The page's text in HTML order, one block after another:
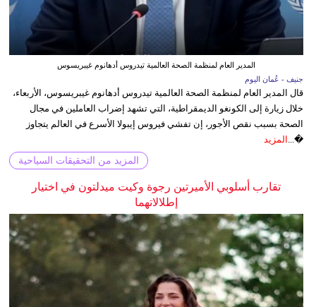
المدير العام لمنظمة الصحة العالمية تيدروس أدهانوم غيبريسوس
جنيف - عُمان اليوم
قال المدير العام لمنظمة الصحة العالمية تيدروس أدهانوم غيبريسوس، الأربعاء،
خلال زيارة إلى الكونغو الديمقراطية، التي تشهد إضراب العاملين في مجال
الصحة بسبب نقص الأجور، إن تفشي فيروس إيبولا الأسرع في العالم يتجاوز
�...
المزيد
المزيد من التحقيقات السياحية
تقارب أسلوبي الأميرتين رجوة وكيت ميدلتون في اختيار
إطلالاتهما